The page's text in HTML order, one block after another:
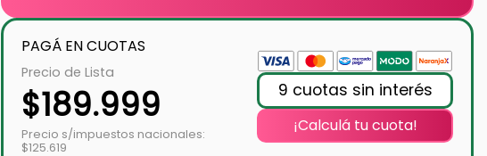
PAGÁ EN CUOTAS
Precio de Lista
$189.999
Precio s/impuestos nacionales:
$125.619
9 cuotas sin interés
¡Calculá tu cuota!